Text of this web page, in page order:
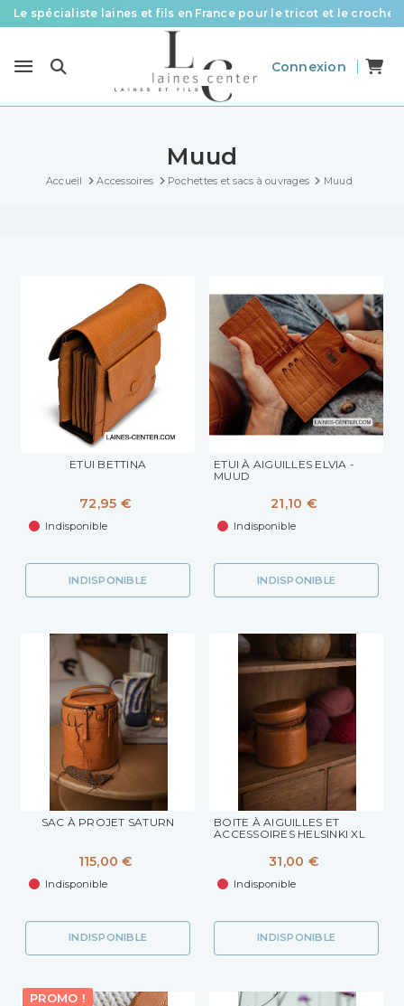
Le spécialiste laines et fils en France pour le tricot et le crochet
Livraison offerte à partir de 58 € d’achat
Connexion
Muud
Accueil Accessoires Pochettes et sacs à ouvrages Muud
ETUI BETTINA
72,95 €
Indisponible
INDISPONIBLE
ETUI À AIGUILLES ELVIA -
MUUD
21,10 €
Indisponible
INDISPONIBLE
SAC À PROJET SATURN
115,00 €
Indisponible
INDISPONIBLE
BOITE À AIGUILLES ET
ACCESSOIRES HELSINKI XL
31,00 €
Indisponible
INDISPONIBLE
PROMO !